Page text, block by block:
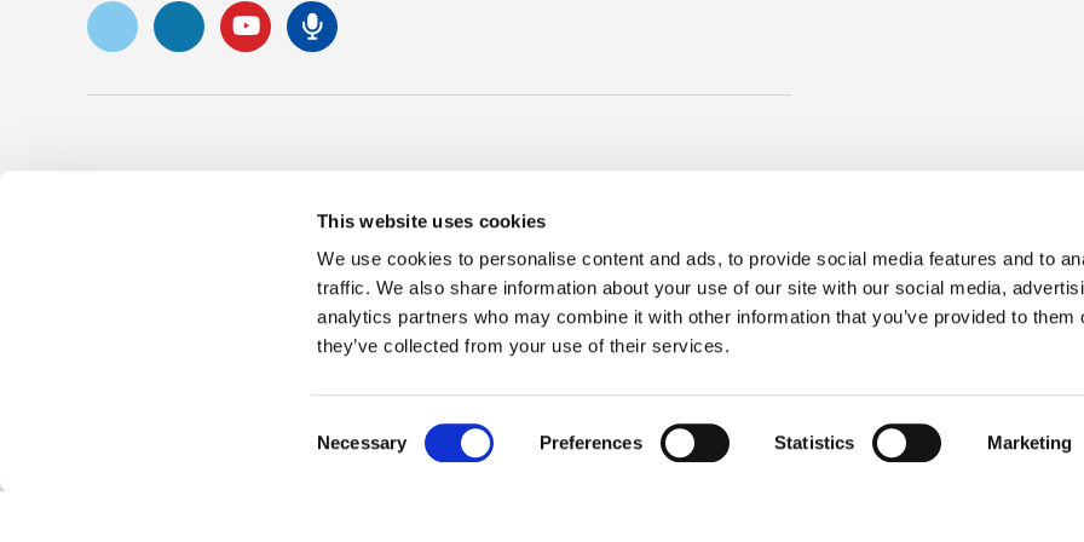
This website uses cookies
We use cookies to personalise content and ads, to provide social media features and to
traffic. We also share information about your use of our site with our social media,
analytics partners who may combine it with other information that you’ve provided to them
they’ve collected from your use of their services.
Selection
Necessary Preferences Statistics Marketing
Vimeo LinkedInYouTubePodcast de Senko
Carrera y cultura
SENKO Señal
Blog técnico
NOTICIAS
Interconectar
Limpiar + Inspeccionar
+ Probar
Dispositivos pasivos
Centros de datos
Fibra a la antena
Médico
pequeño
Vídeos
Resumen técnico
Blog
Seminario en